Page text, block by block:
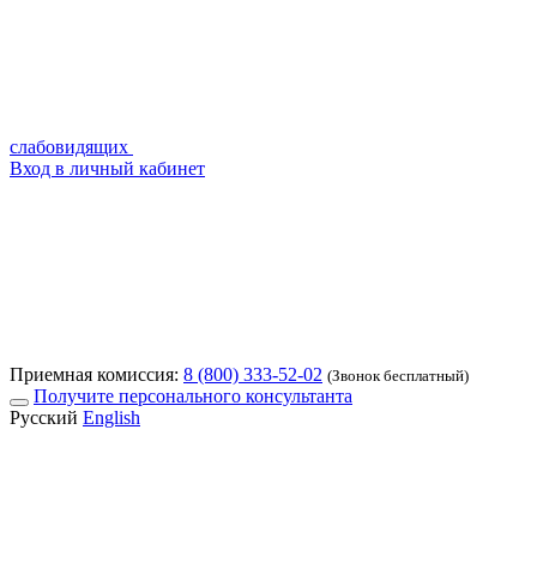
слабовидящих
Вход в личный кабинет
Приемная комиссия: 8 (800) 333-52-02 (Звонок бесплатный)
Получите персонального консультанта
Русский English